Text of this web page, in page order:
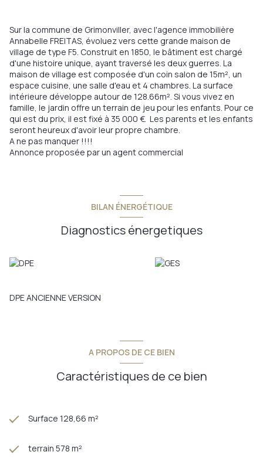
Sur la commune de Grimonviller, avec l'agence immobilière
Annabelle FREITAS, évoluez vers cette grande maison de
village de type F5. Construit en 1850, le bâtiment est chargé
d'une histoire unique, ayant traversé les deux guerres. La
maison de village est composée d'un coin salon de 15m², un
espace cuisine, une salle d'eau et 4 chambres. La surface
intérieure développe autour de 128.66m². Si vous vivez en
famille, le jardin offre un terrain de jeu pour les enfants. Pour ce
qui est du prix, il est fixé à 35 000 €. Les parents et les enfants
seront heureux d'avoir leur propre chambre.
A ne pas manquer !!!!
Annonce proposée par un agent commercial
BILAN ÉNERGÉTIQUE
Diagnostics énergetiques
DPE ANCIENNE VERSION
A PROPOS DE CE BIEN
Caractéristiques de ce bien
Surface 128,66 m²
terrain 578 m²